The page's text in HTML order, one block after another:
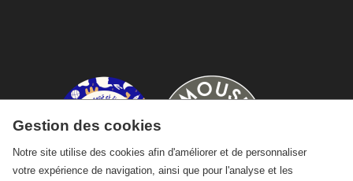
Gestion des cookies
Notre site utilise des cookies afin d'améliorer et de personnaliser
votre expérience de navigation, ainsi que pour l'analyse et les